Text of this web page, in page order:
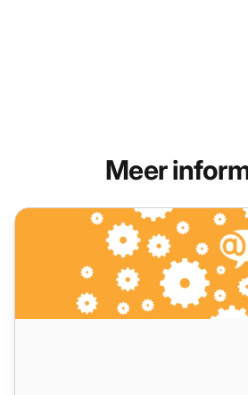
Meer
LiveAgent 5.30 – Rolling up with